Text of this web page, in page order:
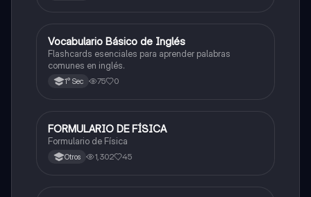
VInglés
Vocabulario Básico de Inglés
Flashcards esenciales para aprender palabras
comunes en inglés.
1° Sec 75 0
Física
FORMULARIO DE FÍSICA
Formulario de Física
Otros 1,302 45